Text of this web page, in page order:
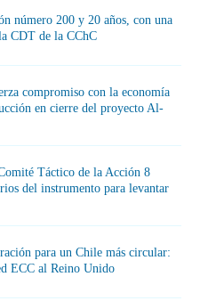
número 200 y 20 años, con una
CDT de la CChC
compromiso con la economía
en cierre del proyecto Al-
Táctico de la Acción 8
del instrumento para levantar
para un Chile más circular:
ECC al Reino Unido